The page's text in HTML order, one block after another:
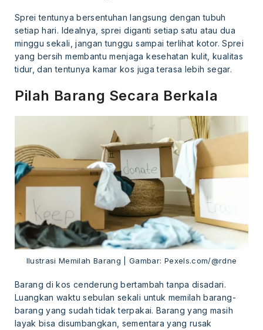
Sprei tentunya bersentuhan langsung dengan tubuh
setiap hari. Idealnya, sprei diganti setiap satu atau dua
minggu sekali, jangan tunggu sampai terlihat kotor. Sprei
yang bersih membantu menjaga kesehatan kulit, kualitas
tidur, dan tentunya kamar kos juga terasa lebih segar.
Pilah Barang Secara Berkala
Ilustrasi Memilah Barang | Gambar: Pexels.com/@rdne
Barang di kos cenderung bertambah tanpa disadari.
Luangkan waktu sebulan sekali untuk memilah barang-
barang yang sudah tidak terpakai. Barang yang masih
layak bisa disumbangkan, sementara yang rusak